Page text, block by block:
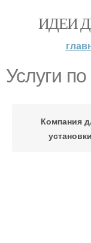
ИДЕИ
Услуги
Компания
установки